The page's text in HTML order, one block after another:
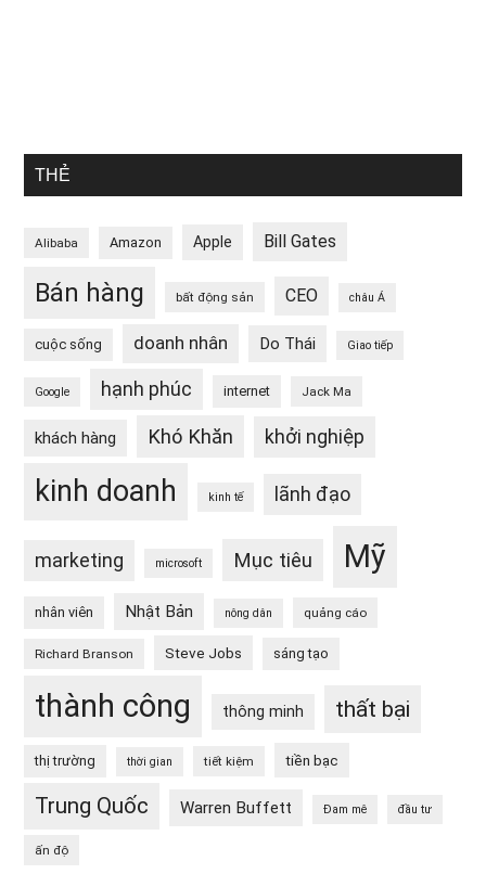
THẺ
Alibaba Amazon Apple Bill Gates
Bán hàng bất động sản CEO châu Á
cuộc sống doanh nhân Do Thái Giao tiếp
Google hạnh phúc internet Jack Ma
khách hàng Khó Khăn khởi nghiệp
kinh doanh kinh tế lãnh đạo
marketing microsoft Mục tiêu Mỹ
nhân viên Nhật Bản nông dân quảng cáo
Richard Branson Steve Jobs sáng tạo
thành công thông minh thất bại
thị trường thời gian tiết kiệm tiền bạc
Trung Quốc Warren Buffett Đam mê đầu tư
ấn độ